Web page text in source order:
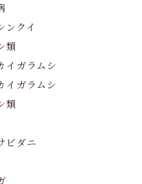
ンクイ
類
イガラムシ
イガラムシ
類
ビダニ